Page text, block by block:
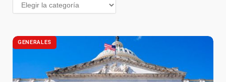
GENERALES